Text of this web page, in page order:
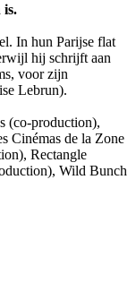
is.
In hun Parijse flat
hij schrijft aan
voor zijn
Lebrun).
(co-production),
Cinémas de la Zone
Rectangle
Wild Bunch